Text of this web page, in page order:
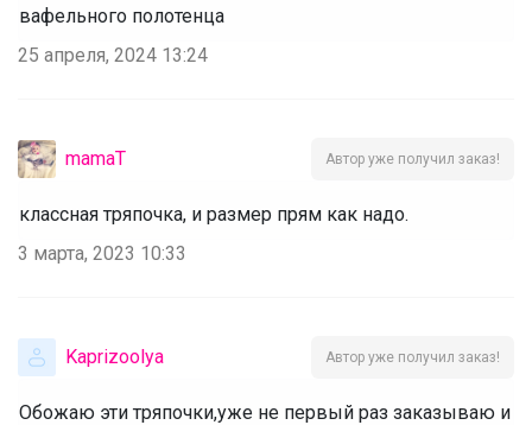
вафельного полотенца
25 апреля, 2024 13:24
mamaT Автор уже получил заказ!
классная тряпочка, и размер прям как надо.
3 марта, 2023 10:33
Kaprizoolya Автор уже получил заказ!
Обожаю эти тряпочки,уже не первый раз заказываю и